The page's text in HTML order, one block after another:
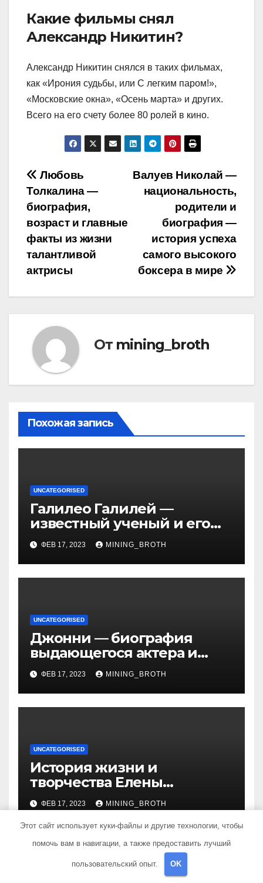
Какие фильмы снял
Александр Никитин?
Александр Никитин снялся в таких фильмах,
как «Ирония судьбы, или С легким паром!»,
«Московские окна», «Осень марта» и других.
Всего на его счету более 80 ролей в кино.
Навигация
по
записям
Валуев Николай —
национальность,
родители и
биография —
история успеха
самого высокого
боксера в мире
Любовь
Толкалина —
биография,
возраст и главные
факты из жизни
талантливой
актрисы
От mining_broth
Похожая запись
UNCATEGORISED
Галилео Галилей —
известный ученый и его
открытия — краткая
биография, достижения и
вклад в науку
ФЕВ 17, 2023 MINING_BROTH
UNCATEGORISED
Джонни — биография
выдающегося актера и
талантливого певца, чья
артистичность захватывает
миллионы сердец
ФЕВ 17, 2023 MINING_BROTH
UNCATEGORISED
История жизни и
творчества Елены
Дубровской — биография,
достижения, интересные
факты
ФЕВ 17, 2023 MINING_BROTH
Этот сайт использует куки-файлы и другие технологии, чтобы
помочь вам в навигации, а также предоставить лучший
пользовательский опыт. OK